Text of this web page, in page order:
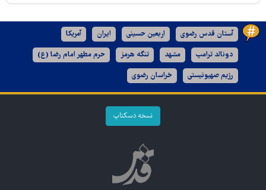
آستان قدس رضوی اربعین حسینی ایران آمریکا
دونالد ترامپ مشهد تنگه هرمز حرم مطهر امام رضا (ع)
رژیم صهیونیستی خراسان رضوی
نسخه دسکتاپ